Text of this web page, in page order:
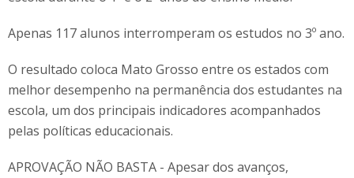
Apenas 117 alunos interromperam os estudos no 3º ano.
O resultado coloca Mato Grosso entre os estados com
melhor desempenho na permanência dos estudantes na
escola, um dos principais indicadores acompanhados
pelas políticas educacionais.
APROVAÇÃO NÃO BASTA - Apesar dos avanços,